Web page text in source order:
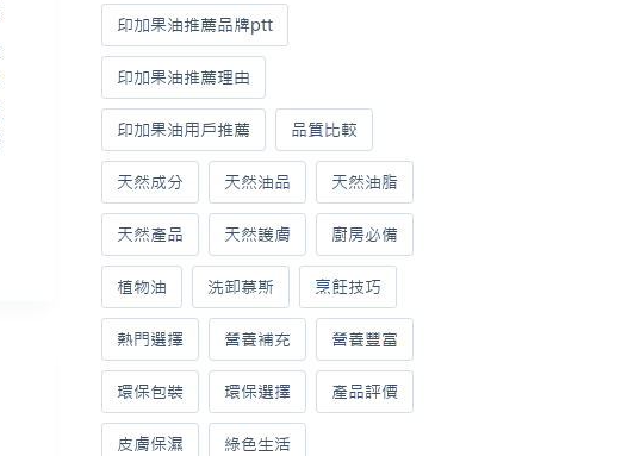
印加果油推薦品牌ptt
印加果油推薦理由
印加果油用戶推薦 品質比較
天然成分 天然油品 天然油脂
天然產品 天然護膚 廚房必備
植物油 洗卸慕斯 烹飪技巧
熱門選擇 營養補充 營養豐富
環保包裝 環保選擇 產品評價
皮膚保濕 綠色生活